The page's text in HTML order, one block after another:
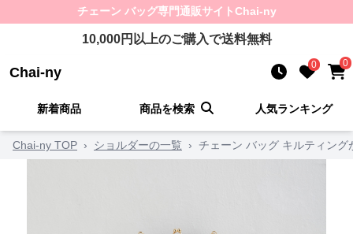
チェーン バッグ専門通販サイトChai-ny
10,000円以上のご購入で送料無料
Chai-ny 0 0
新着商品 商品を検索 人気ランキング
Chai-ny TOP › ショルダーの一覧 › チェーン バッグ キルティン